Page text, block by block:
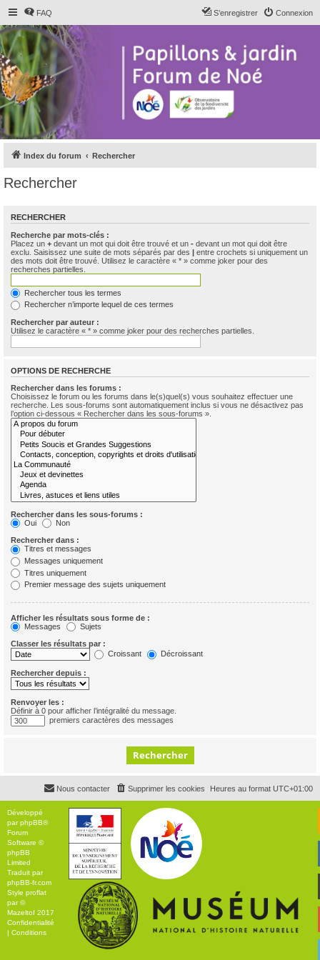
FAQ Connexion
S’enregistrer
Index du forum Rechercher
Rechercher
RECHERCHER
Recherche par mots-clés :
Placez un + devant un mot qui doit être trouvé et un - devant un mot qui doit être
exclu. Saisissez une suite de mots séparés par des | entre crochets si uniquement un
des mots doit être trouvé. Utilisez le caractère « * » comme joker pour des
recherches partielles.
Rechercher tous les termes
Rechercher n’importe lequel de ces termes
Rechercher par auteur :
Utilisez le caractère « * » comme joker pour des recherches partielles.
OPTIONS DE RECHERCHE
Rechercher dans les forums :
Choisissez le forum ou les forums dans le(s)quel(s) vous souhaitez effectuer une
recherche. Les sous-forums sont automatiquement inclus si vous ne désactivez pas
l’option ci-dessous « Rechercher dans les sous-forums ».
Rechercher dans les sous-forums :
Oui
Non
Rechercher dans :
Titres et messages
Messages uniquement
Titres uniquement
Premier message des sujets uniquement
Afficher les résultats sous forme de :
Messages
Sujets
Classer les résultats par :
Croissant
Décroissant
Rechercher depuis :
Renvoyer les :
Définir à 0 pour afficher l’intégralité du message.
premiers caractères des messages
Heures au format UTC+01:00
Supprimer les cookies
Nous contacter
Développé
parphpBB®
Forum
Software ©
phpBB
Limited
Traduit par
phpBB-fr.com
Style proflat
par ©
Mazeltof 2017
Confidentialité
Conditions